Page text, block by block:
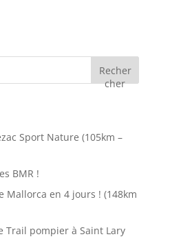
Recher
cher
Sport Nature (105km –
BMR !
Mallorca en 4 jours ! (148km
Trail pompier à Saint Lary